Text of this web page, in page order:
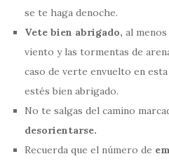
se te haga denoche.
Vete bien abrigado, al
viento y las tormentas de
caso de verte envuelto en
estés bien abrigado.
No te salgas del camino
desorientarse.
Recuerda que el número de